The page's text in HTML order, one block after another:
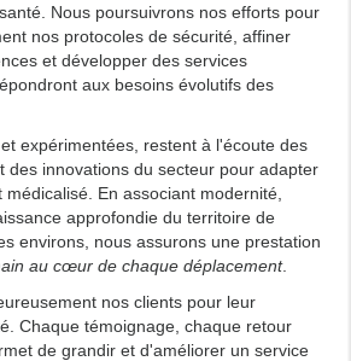
Nous poursuivrons nos efforts pour
nos protocoles de sécurité, affiner
et développer des services
aux besoins évolutifs des
expérimentées, restent à l'écoute des
des innovations du secteur pour adapter
En associant modernité,
approfondie du territoire de
environs, nous assurons une prestation
au cœur de chaque déplacement.
nos clients pour leur
Chaque témoignage, chaque retour
de grandir et d'améliorer un service